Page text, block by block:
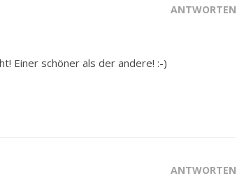
ANTWORTEN
Einer schöner als der andere! :-)
ANTWORTEN